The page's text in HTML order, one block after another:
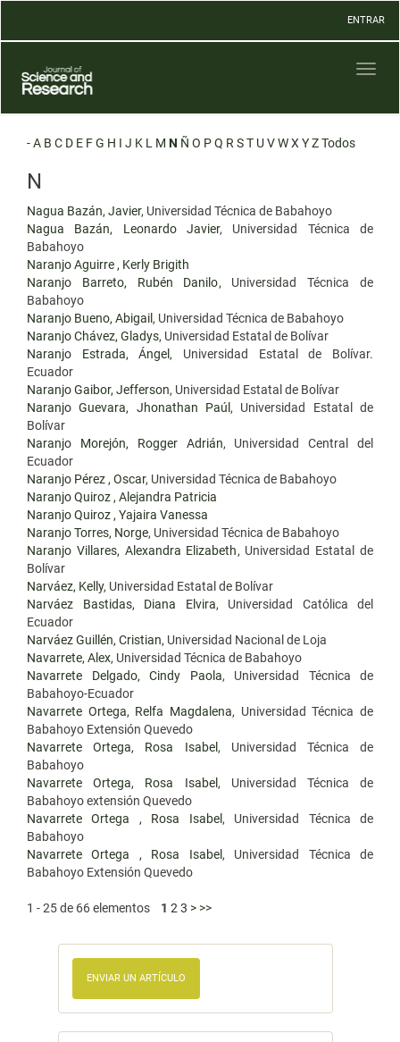
Contenido
Barra
lateral
ENTRAR
-A B C D E FG H I J K L M N Ñ O PQ R ST UVWX YZTodos
N
Nagua Bazán, Javier, Universidad Técnica de Babahoyo
Nagua Bazán, Leonardo Javier, Universidad Técnica de
Babahoyo
Naranjo Aguirre , Kerly Brigith
Naranjo Barreto, Rubén Danilo, Universidad Técnica de
Babahoyo
Naranjo Bueno, Abigail , Universidad Técnica de Babahoyo
Naranjo Chávez, Gladys, Universidad Estatal de Bolívar
Naranjo Estrada, Ángel , Universidad Estatal de Bolívar.
Ecuador
Naranjo Gaibor, Jefferson, Universidad Estatal de Bolívar
Naranjo Guevara, Jhonathan Paúl , Universidad Estatal de
Bolívar
Naranjo Morejón, Rogger Adrián, Universidad Central del
Ecuador
Naranjo Pérez , Oscar, Universidad Técnica de Babahoyo
Naranjo Quiroz , Alejandra Patricia
Naranjo Quiroz , Yajaira Vanessa
Naranjo Torres, Norge, Universidad Técnica de Babahoyo
Naranjo Villares, Alexandra Elizabeth, Universidad Estatal de
Bolívar
Narváez, Kelly, Universidad Estatal de Bolívar
Narváez Bastidas, Diana Elvira, Universidad Católica del
Ecuador
Narváez Guillén, Cristian, Universidad Nacional de Loja
Navarrete, Alex, Universidad Técnica de Babahoyo
Navarrete Delgado, Cindy Paola, Universidad Técnica de
Babahoyo-Ecuador
Navarrete Ortega, Relfa Magdalena, Universidad Técnica de
Babahoyo Extensión Quevedo
Navarrete Ortega, Rosa Isabel , Universidad Técnica de
Babahoyo
Navarrete Ortega, Rosa Isabel , Universidad Técnica de
Babahoyo extensión Quevedo
Navarrete Ortega , Rosa Isabel , Universidad Técnica de
Babahoyo
Navarrete Ortega , Rosa Isabel , Universidad Técnica de
Babahoyo Extensión Quevedo
1 - 25 de 66 elementos 1 2 3 > >>
ENVIAR UN ARTÍCULO